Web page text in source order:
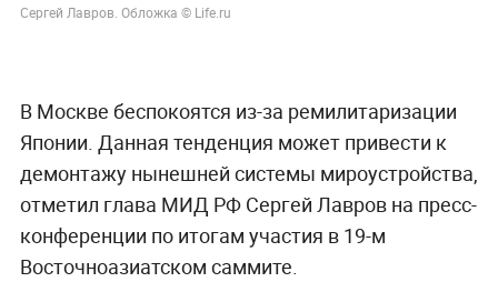
Сергей Лавров. Обложка © Life.ru
В Москве беспокоятся из-за ремилитаризации
Японии. Данная тенденция может привести к
демонтажу нынешней системы мироустройства,
отметил глава МИД РФ Сергей Лавров на пресс-
конференции по итогам участия в 19-м
Восточноазиатском саммите.